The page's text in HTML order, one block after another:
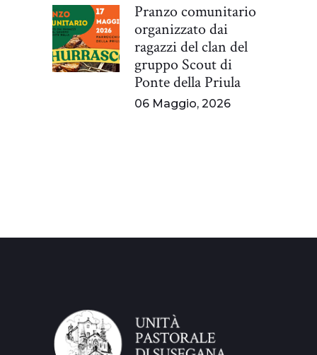
Pranzo comunitario
organizzato dai
ragazzi del clan del
gruppo Scout di
Ponte della Priula
06 Maggio, 2026